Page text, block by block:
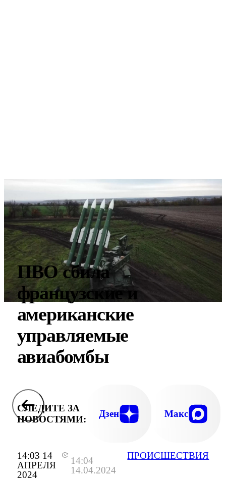
14:03 14
АПРЕЛЯ
2024
14:04
14.04.2024
ПРОИСШЕСТВИЯ
ПВО сбила
французские и
американские
управляемые
авиабомбы
СЛЕДИТЕ ЗА
НОВОСТЯМИ:
Дзен Макс